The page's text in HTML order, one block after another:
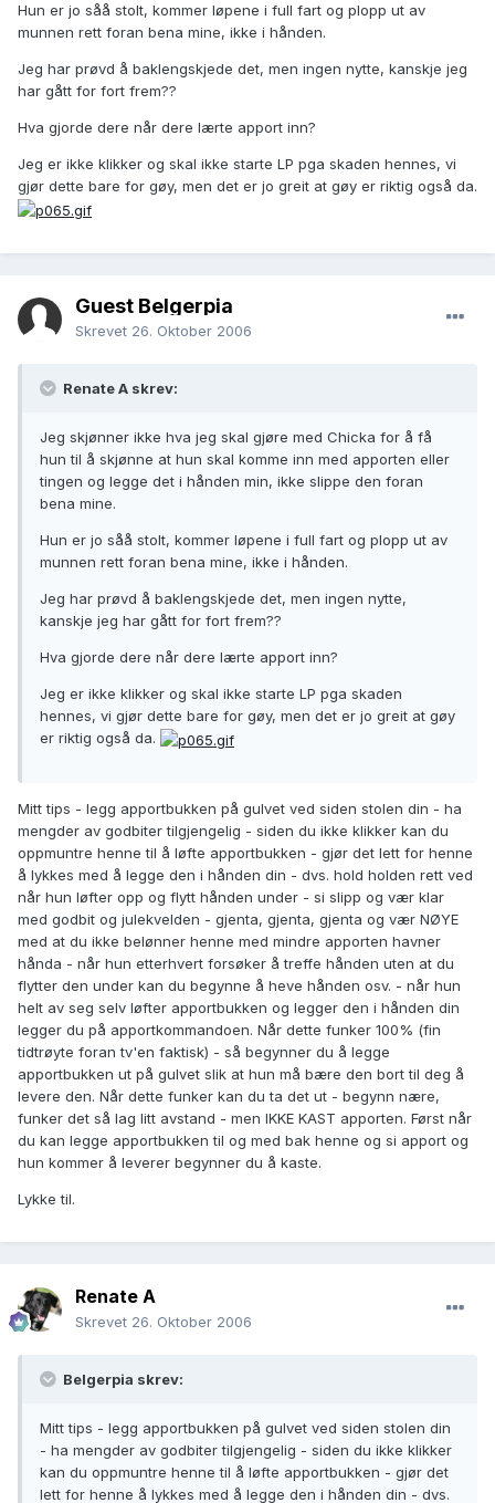
Hun er jo såå stolt, kommer løpene i full fart og plopp ut av
munnen rett foran bena mine, ikke i hånden.
Jeg har prøvd å baklengskjede det, men ingen nytte, kanskje jeg
har gått for fort frem??
Hva gjorde dere når dere lærte apport inn?
Jeg er ikke klikker og skal ikke starte LP pga skaden hennes, vi
gjør dette bare for gøy, men det er jo greit at gøy er riktig også da.
Guest Belgerpia
Skrevet 26. Oktober 2006
Renate A skrev:
Jeg skjønner ikke hva jeg skal gjøre med Chicka for å få
hun til å skjønne at hun skal komme inn med apporten eller
tingen og legge det i hånden min, ikke slippe den foran
bena mine.
Hun er jo såå stolt, kommer løpene i full fart og plopp ut av
munnen rett foran bena mine, ikke i hånden.
Jeg har prøvd å baklengskjede det, men ingen nytte,
kanskje jeg har gått for fort frem??
Hva gjorde dere når dere lærte apport inn?
Jeg er ikke klikker og skal ikke starte LP pga skaden
hennes, vi gjør dette bare for gøy, men det er jo greit at gøy
er riktig også da.
Mitt tips - legg apportbukken på gulvet ved siden stolen din - ha
mengder av godbiter tilgjengelig - siden du ikke klikker kan du
oppmuntre henne til å løfte apportbukken - gjør det lett for henne
å lykkes med å legge den i hånden din - dvs. hold holden rett ved
når hun løfter opp og flytt hånden under - si slipp og vær klar
med godbit og julekvelden - gjenta, gjenta, gjenta og vær NØYE
med at du ikke belønner henne med mindre apporten havner
hånda - når hun etterhvert forsøker å treffe hånden uten at du
flytter den under kan du begynne å heve hånden osv. - når hun
helt av seg selv løfter apportbukken og legger den i hånden din
legger du på apportkommandoen. Når dette funker 100% (fin
tidtrøyte foran tv'en faktisk) - så begynner du å legge
apportbukken ut på gulvet slik at hun må bære den bort til deg å
levere den. Når dette funker kan du ta det ut - begynn nære,
funker det så lag litt avstand - men IKKE KAST apporten. Først når
du kan legge apportbukken til og med bak henne og si apport og
hun kommer å leverer begynner du å kaste.
Lykke til.
Renate A
Skrevet 26. Oktober 2006
Belgerpia skrev:
Mitt tips - legg apportbukken på gulvet ved siden stolen din
- ha mengder av godbiter tilgjengelig - siden du ikke klikker
kan du oppmuntre henne til å løfte apportbukken - gjør det
lett for henne å lykkes med å legge den i hånden din - dvs.